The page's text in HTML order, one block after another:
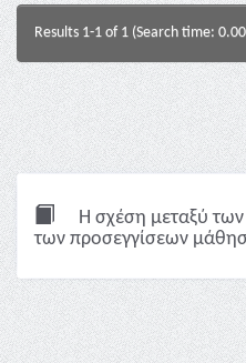
Results 1-1 of 1 (Search time:
Η σχέση μεταξύ
των προσεγγίσεων